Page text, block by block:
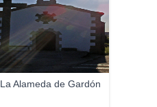
La Alameda de Gardón